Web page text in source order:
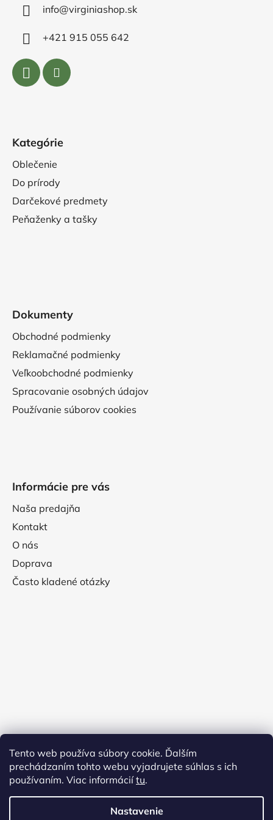
Tento web používa súbory cookie. Ďalším
prechádzaním tohto webu vyjadrujete súhlas s ich
používaním. Viac informáciítu.
Nastavenie
info@virginiashop.sk
+421 915 055 642
Kategórie
Oblečenie
Do prírody
Darčekové predmety
Peňaženky a tašky
Dokumenty
Obchodné podmienky
Reklamačné podmienky
Veľkoobchodné podmienky
Spracovanie osobných údajov
Používanie súborov cookies
Informácie pre vás
Naša predajňa
Kontakt
O nás
Doprava
Často kladené otázky